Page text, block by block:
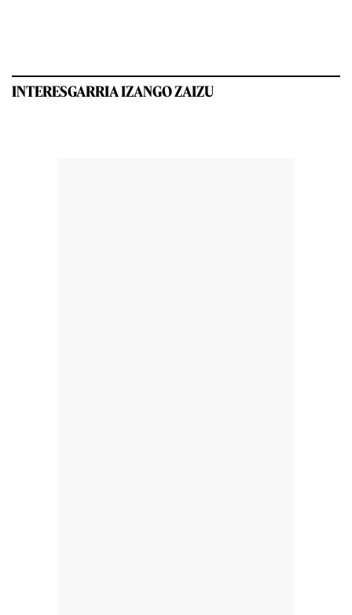
INTERESGARRIA IZANGO ZAIZU